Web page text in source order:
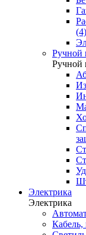
(4)
Ручной
Ручной
Электрика
Электрика
Кабель,